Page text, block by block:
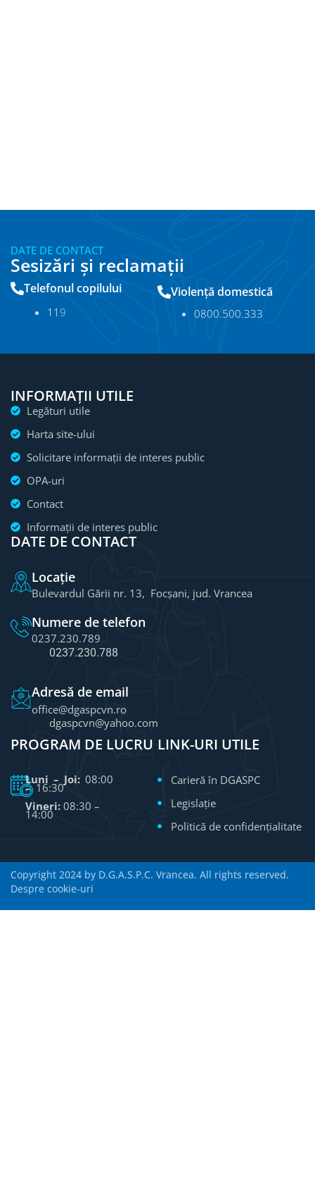
DATE DE CONTACT
Sesizări și reclamații
Telefonul copilului
11 9
Violență domestică
0800.500.333
INFORMAȚII UTILE
Legături utile
Harta site-ului
Solicitare informații de interes public
OPA-uri
Contact
Informații de interes public
DATE DE CONTACT
Locație
Bulevardul Gării nr. 13, Focșani, jud. Vrancea
Numere de telefon
0237.230.789
0237.230.788
Adresă de email
office@dgaspcvn.ro
dgaspcvn@yahoo.com
PROGRAM DE LUCRU
Luni – Joi: 08:00
– 16:30
Vineri: 08:30 –
14:00
LINK-URI UTILE
Carieră în DGASPC
Legislație
Politică de confidențialitate
Copyright 2024 by D.G.A.S.P.C. Vrancea. All rights reserved.
Despre cookie-uri